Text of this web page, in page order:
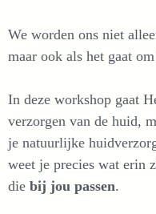
We worden ons niet
maar ook als het gaat om
In deze workshop gaat
verzorgen van de huid,
je natuurlijke
weet je precies wat erin
die bij jou passen.